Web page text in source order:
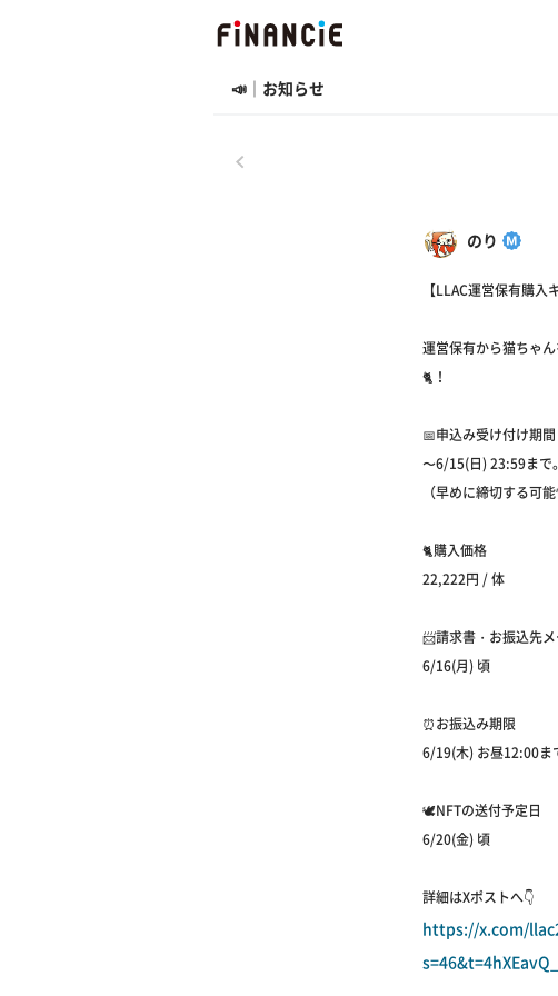
📣｜お知らせ
のり
【LLAC運営保有購入
運営保有から猫ちゃ
🐈！
📅申込み受け付け期間
〜6/15(日) 23:59まで。
（早めに締切する可
🐈購入価格
22,222円 / 体
📨請求書・お振込先
6/16(月) 頃
⏰お振込み期限
6/19(木) お昼12:00ま
🕊NFTの送付予定日
6/20(金) 頃
詳細はXポストへ👇
https://x.com/